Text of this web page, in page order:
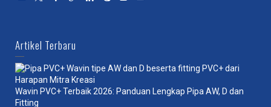
Artikel Terbaru
Wavin PVC+ Terbaik 2026: Panduan Lengkap Pipa AW, D dan
Fitting